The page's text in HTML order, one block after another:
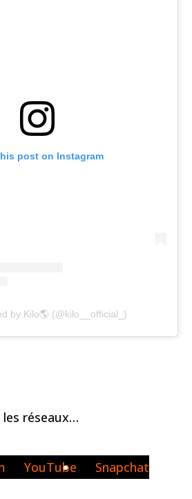
post on Instagram
by Kilo🌎 (@kilo__official_)
les réseaux…
YouTube Snapchat